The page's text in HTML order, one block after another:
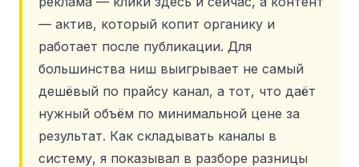
— актив, который копит органику и
работает после публикации. Для
большинства ниш выигрывает не самый
дешёвый по прайсу канал, а тот, что даёт
нужный объём по минимальной цене за
результат. Как складывать каналы в
систему, я показывал в разборе разницы